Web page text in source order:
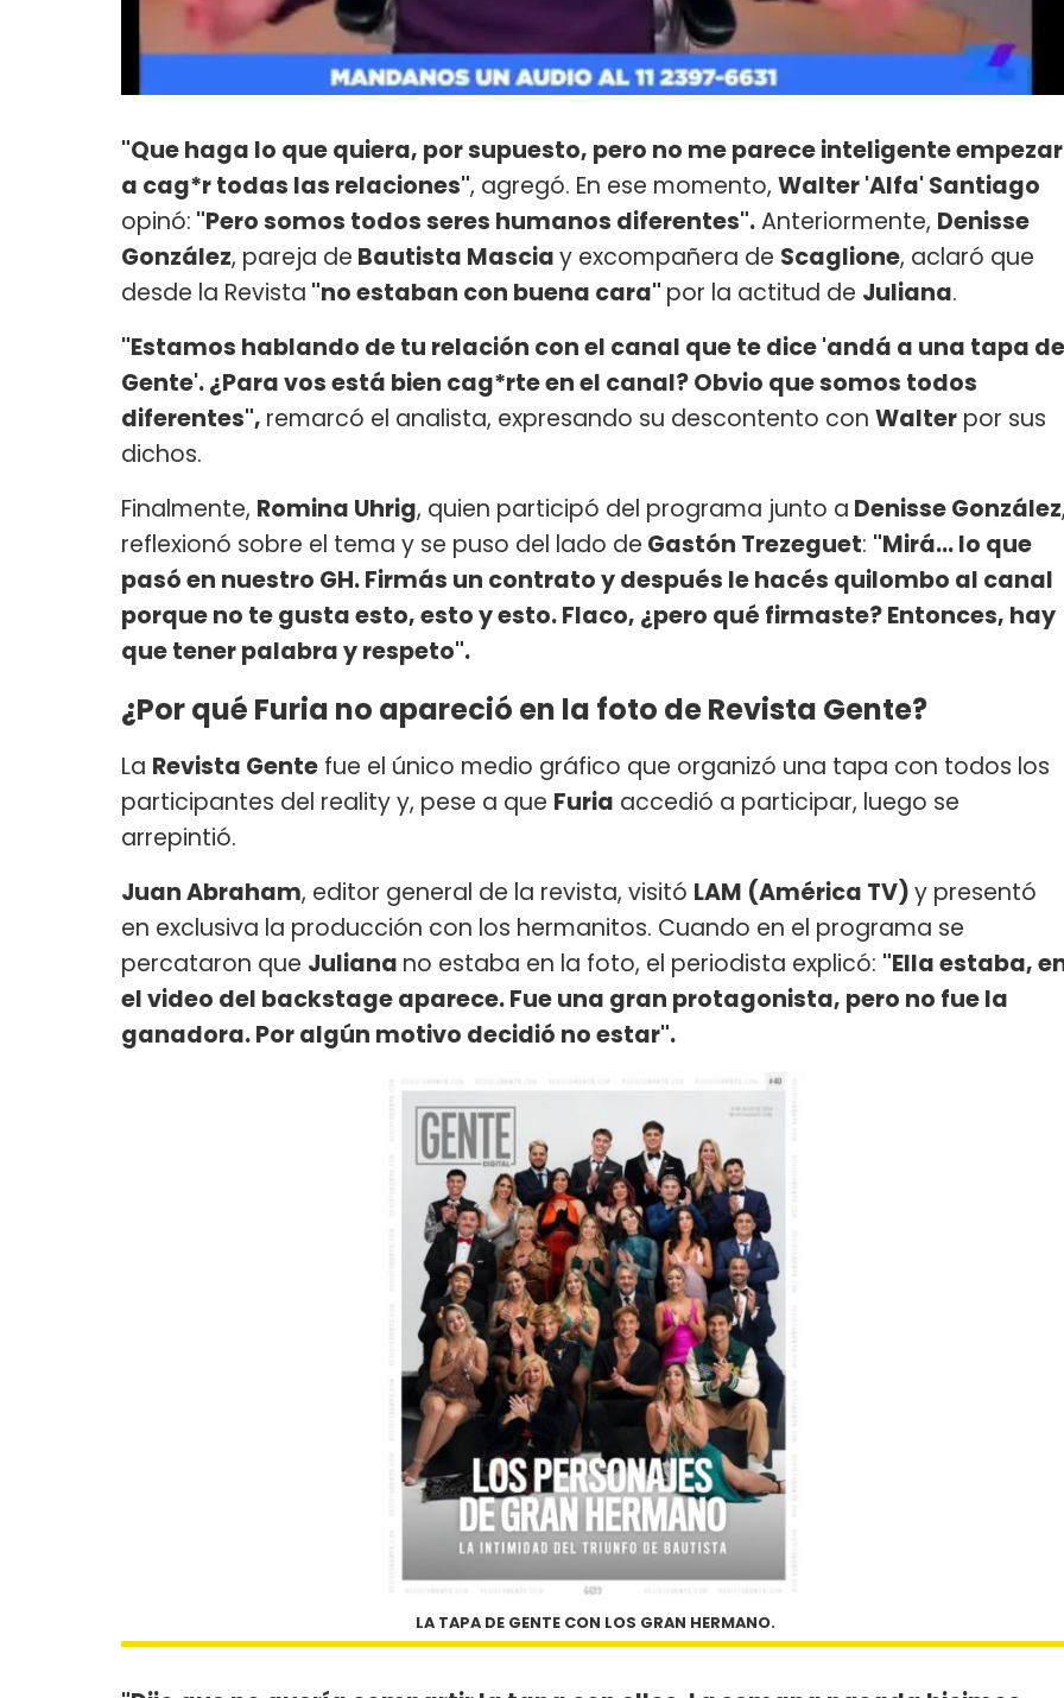
"Que haga lo que quiera, por supuesto, pero no me parece inteligente empezar
a cag*r todas las relaciones", agregó. En ese momento, Walter 'Alfa' Santiago
opinó: "Pero somos todos seres humanos diferentes".Anteriormente, Denisse
González, pareja de Bautista Masciay excompañera de Scaglione, aclaró que
desde la Revista "no estaban con buena cara" por la actitud de Juliana.
"Estamos hablando de tu relación con el canal que te dice 'andá a una tapa de
Gente'. ¿Para vos está bien cag*rte en el canal? Obvio que somos todos
diferentes", remarcó el analista, expresando su descontento con Walter por sus
dichos.
Finalmente, Romina Uhrig, quien participó del programa junto a Denisse González
reflexionó sobre el tema y se puso del lado de Gastón Trezeguet: "Mirá... lo que
pasó en nuestro GH. Firmás un contrato y después le hacés quilombo al canal
porque no te gusta esto, esto y esto. Flaco, ¿pero qué firmaste? Entonces, hay
que tener palabra y respeto".
¿Por qué Furia no apareció en la foto de Revista Gente?
La Revista Gente fue el único medio gráfico que organizó una tapa con todos los
participantes del reality y, pese a que Furia accedió a participar, luego se
arrepintió.
Juan Abraham, editor general de la revista, visitó LAM (América TV)y presentó
en exclusiva la producción con los hermanitos. Cuando en el programa se
percataron que Juliana no estaba en la foto, el periodista explicó: "Ella estaba,
el video del backstage aparece. Fue una gran protagonista, pero no fue la
ganadora. Por algún motivo decidió no estar".
LA TAPA DE GENTE CON LOS GRAN HERMANO.